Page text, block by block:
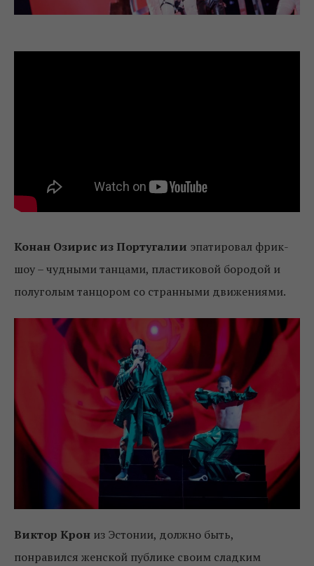
Конан Озирис из Португалии эпатировал фрик-
шоу – чудными танцами, пластиковой бородой и
полуголым танцором со странными движениями.
Виктор Крон из Эстонии, должно быть,
понравился женской публике своим сладким